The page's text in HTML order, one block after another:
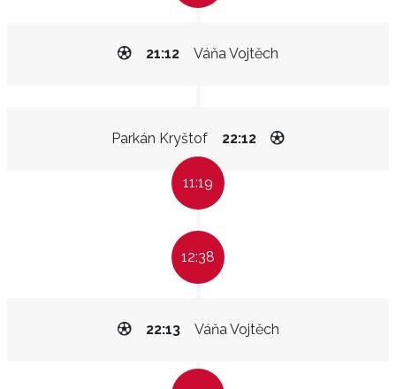
Váňa Vojtěch
21:12
Parkán Kryštof 22:12
11:19
12:38
Váňa Vojtěch
22:13